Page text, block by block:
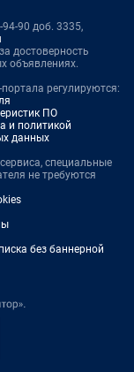
90 доб. 3335,
достоверность
объявлениях.
регулируются:
ПО
и политикой
данных
специальные
не требуются
без баннерной